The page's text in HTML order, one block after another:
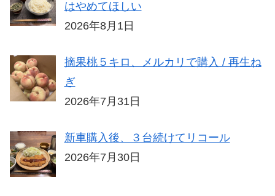
はやめてほしい
2026年8月1日
摘果桃５キロ、メルカリで購入 / 再生ね
ぎ
2026年7月31日
新車購入後、３台続けてリコール
2026年7月30日